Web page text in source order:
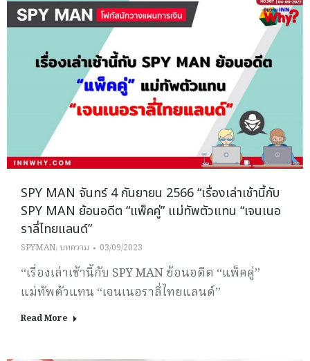
SPY MAN จันทร์ 4 กันยายน 2566 “เรื่องเล่าเช้านี้กับ
SPY MAN ย้อนอดีต “แพ็คคู่” แม่ทัพตัวแทน “เจนเนอ
ราลี่ไทยแลนด์”
SPYMAN, บทความ 03/09/2023
“เรื่องเล่าเช้านี้กับ SPY MAN ย้อนอดีต “แพ็คคู่”
แม่ทัพตัวแทน “เจนเนอราลี่ไทยแลนด์”
Read More